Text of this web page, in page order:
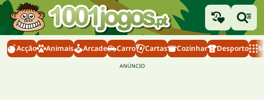
Acção Animais Arcade Carro Cartas Cozinhar Desporto